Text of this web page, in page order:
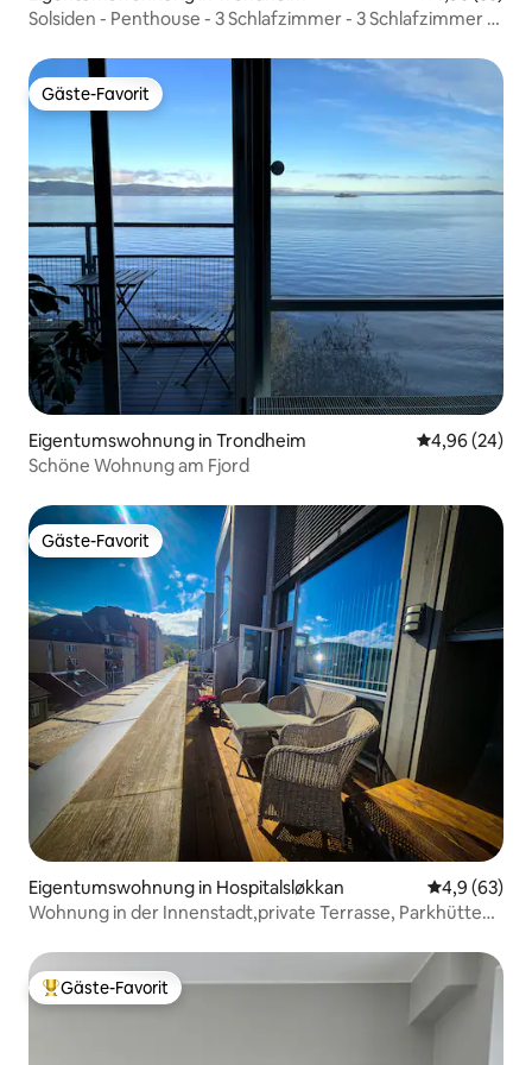
Solsiden - Penthouse - 3 Schlafzimmer - 3 Schlafzimmer -
Gäste-Favorit
Gäste-Favorit
Eigentumswohnung in Trondheim
4,96 (24)
Schöne Wohnung am Fjord
Gäste-Favorit
Gäste-Favorit
Eigentumswohnung in Hospitalsløkkan
4,9 (63)
Wohnung in der Innenstadt,private Terrasse, Parkhütte
Beliebter Gäste-Favorit.
Gäste-Favorit